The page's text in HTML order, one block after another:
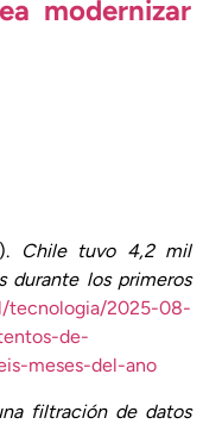
modernizar
Chile tuvo 4,2 mil
durante los primeros
tecnologia/2025-08-
de-
meses-del-ano
filtración de datos